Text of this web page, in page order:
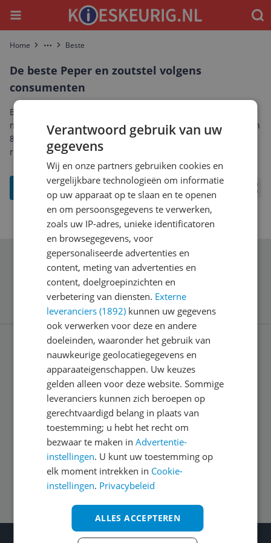
Menu
Home More Beste
De beste Peper en zoutstel volgens
consumenten
Bekijk de best beoordeelde Peper en zoutstel: alleen
modellen met een gemiddelde reviewscore van minimaal een
8, gesorteerd op populariteit onder bezoekers. Vergelijk
reviews en prijzen en maak eenvoudig de beste keuze.
Schrijf je in voor onze nieuwsbrief
Service
Algemeen
Zakelijk
Volg ons op
Verantwoord gebruik van uw
gegevens
Wij en onze partners gebruiken cookies en
vergelijkbare technologieën om informatie
op uw apparaat op te slaan en te openen
en om persoonsgegevens te verwerken,
zoals uw IP-adres, unieke identificatoren
en browsegegevens, voor
gepersonaliseerde advertenties en
content, meting van advertenties en
content, doelgroepinzichten en
verbetering van diensten. Externe
leveranciers (1892) kunnen uw gegevens
ook verwerken voor deze en andere
doeleinden, waaronder het gebruik van
nauwkeurige geolocatiegegevens en
apparaateigenschappen. Uw keuzes
gelden alleen voor deze website. Sommige
leveranciers kunnen zich beroepen op
gerechtvaardigd belang in plaats van
toestemming; u hebt het recht om
bezwaar te maken inAdvertentie-
instellingen. U kunt uw toestemming op
elk moment intrekken in Cookie-
instellingen. Privacybeleid
ALLES ACCEPTEREN